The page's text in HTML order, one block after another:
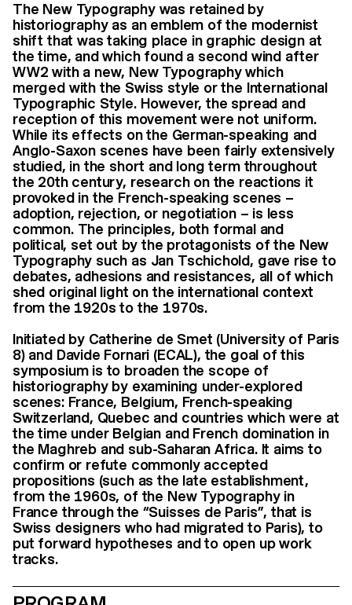
The New Typography was retained by
historiography as an emblem of the modernist
shift that was taking place in graphic design at
the time, and which found a second wind after
WW2 with a new, New Typography which
merged with the Swiss style or the International
Typographic Style. However, the spread and
reception of this movement were not uniform.
While its effects on the German-speaking and
Anglo-Saxon scenes have been fairly extensively
studied, in the short and long term throughout
the 20th century, research on the reactions it
provoked in the French-speaking scenes –
adoption, rejection, or negotiation – is less
common. The principles, both formal and
political, set out by the protagonists of the New
Typography such as Jan Tschichold, gave rise to
debates, adhesions and resistances, all of which
shed original light on the international context
from the 1920s to the 1970s.
Initiated by Catherine de Smet (University of Paris
8) and Davide Fornari (ECAL), the goal of this
symposium is to broaden the scope of
historiography by examining under-explored
scenes: France, Belgium, French-speaking
Switzerland, Quebec and countries which were at
the time under Belgian and French domination in
the Maghreb and sub-Saharan Africa. It aims to
confirm or refute commonly accepted
propositions (such as the late establishment,
from the 1960s, of the New Typography in
France through the “Suisses de Paris”, that is
Swiss designers who had migrated to Paris), to
put forward hypotheses and to open up work
tracks.